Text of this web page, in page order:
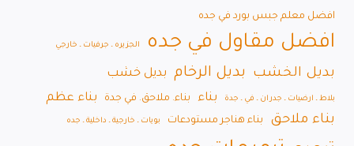
افضل معلم جبس بورد في جده
افضل مقاول في جده الجزيره ـ جرفيات ـ خارجي
بديل الخشب بديل الرخام بديل خشب
بلاط ـ ارضيات ـ جدران ـ في ـ جدة بناء بناء. ملاحق. في جدة بناء عظم
بناء ملاحق بناء هناجر مستودعات بويات ـ خارجية ـ داخلية ـ جده